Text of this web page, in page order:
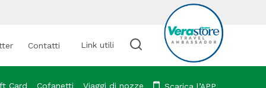
Contatti Link utili Cerca viaggio
Card Cofanetti Viaggi di nozze